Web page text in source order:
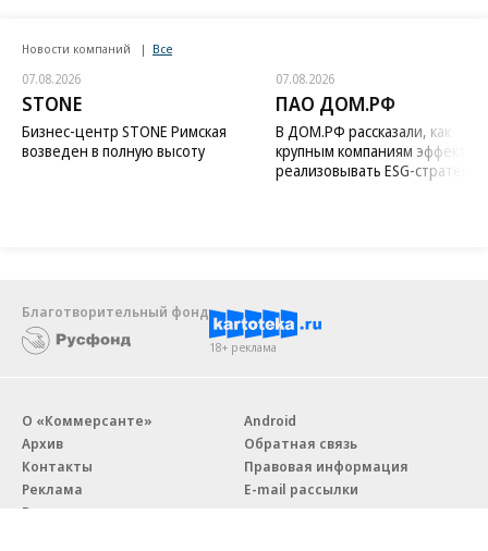
Новости компаний Все
07.08.2026
STONE
Бизнес-центр STONE Римская
возведен в полную высоту
07.08.2026
ПАО ДОМ.РФ
В ДОМ.РФ рассказали, как
крупным компаниям
реализовывать ESG-стратегию
Благотворительный фонд
18+ реклама
О «Коммерсанте»
Архив
Контакты
Реклама
Вакансии
Android
Обратная связь
Правовая информация
E-mail рассылки